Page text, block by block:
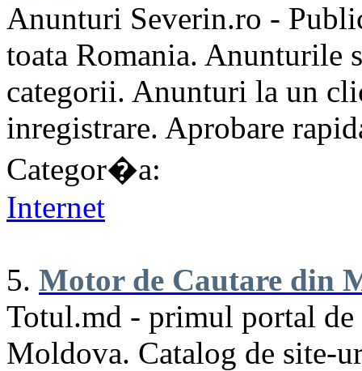
Anunturi Severin.ro -
toata Romania. Anunturile
categorii. Anunturi la un
inregistrare. Aprobare
Categor�a:
Internet
5. Motor de Cautare din
Totul.md - primul portal de
Moldova. Catalog de site-